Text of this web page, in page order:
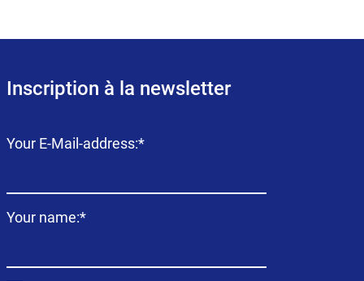
Inscription à la newsletter
Champ
Your E-Mail-address:*
Champ
Your name:*